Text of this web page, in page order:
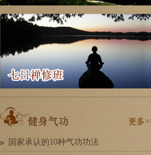
更多
国家承认的10种气功功法